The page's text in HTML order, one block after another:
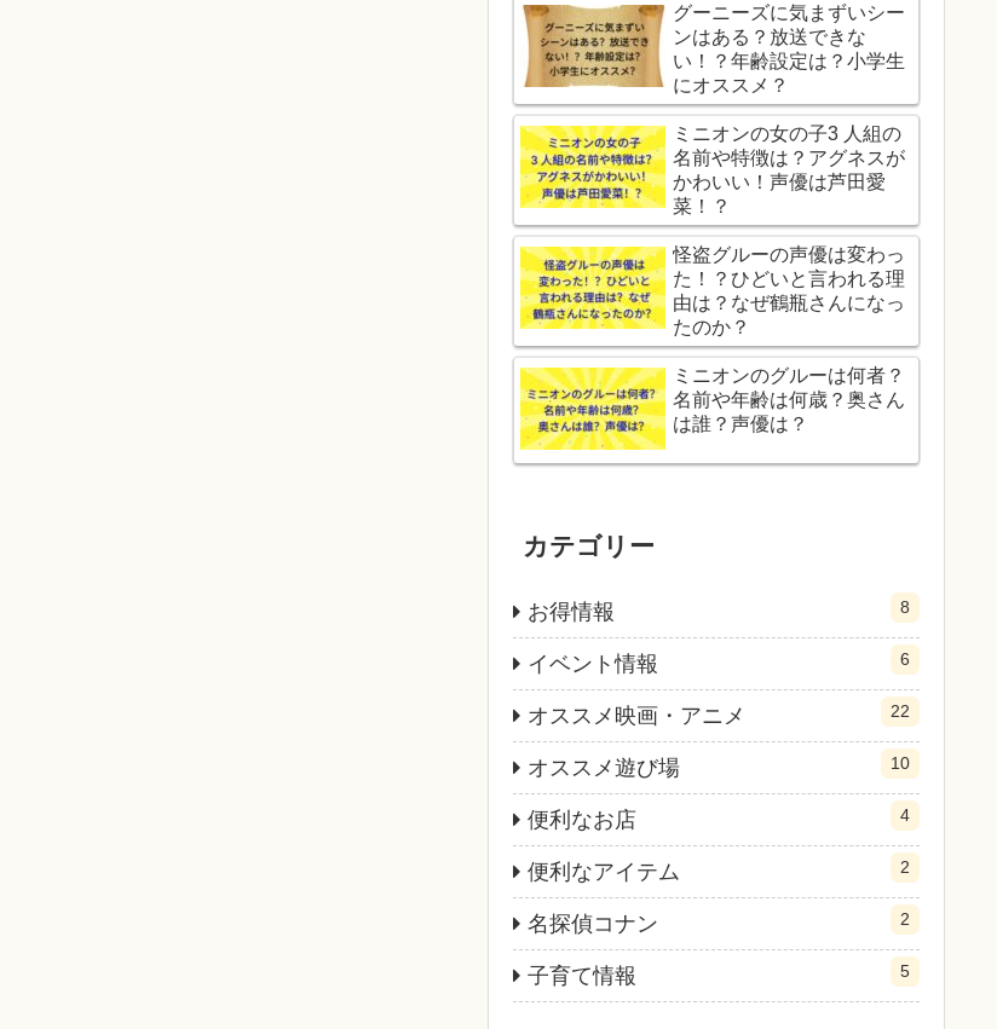
グーニーズに気まずいシー
ンはある？放送できな
い！？年齢設定は？小学生
にオススメ？
ミニオンの女の子3 人組の
名前や特徴は？アグネスが
かわいい！声優は芦田愛
菜！？
怪盗グルーの声優は変わっ
た！？ひどいと言われる理
由は？なぜ鶴瓶さんになっ
たのか？
ミニオンのグルーは何者？
名前や年齢は何歳？奥さん
は誰？声優は？
カテゴリー
お得情報 8
イベント情報 6
オススメ映画・アニメ 22
オススメ遊び場 10
便利なお店 4
便利なアイテム 2
名探偵コナン 2
子育て情報 5